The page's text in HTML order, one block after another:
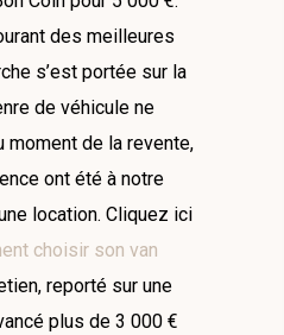
des meilleures
s’est portée sur la
de véhicule ne
moment de la revente,
ont été à notre
location. Cliquez ici
choisir son van
reporté sur une
plus de 3 000 €